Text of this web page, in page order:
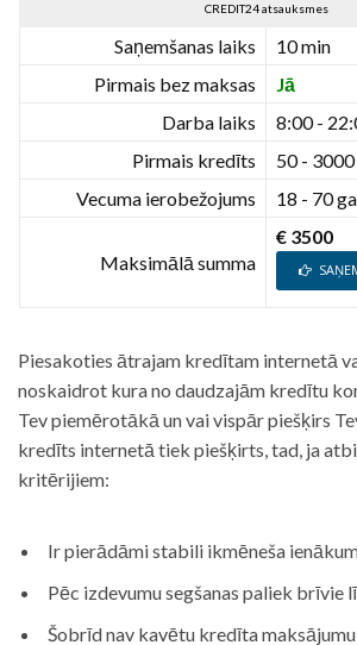
CREDIT24 atsauksmes
Saņemšanas laiks
10 min
Pirmais bez maksas
Jā
Darba laiks
8:00 -
Pirmais kredīts
50 -
Vecuma ierobežojums
18 - 70
Maksimālā summa
€ 3500
Piesakoties ātrajam kredītam internetā
noskaidrot kura no daudzajām kredītu
Tev piemērotākā un vai vispār piešķirs
kredīts internetā tiek piešķirts, tad, ja
kritērijiem:
Ir pierādāmi stabili ikmēneša
Pēc izdevumu segšanas paliek brīvie
Šobrīd nav kavētu kredīta